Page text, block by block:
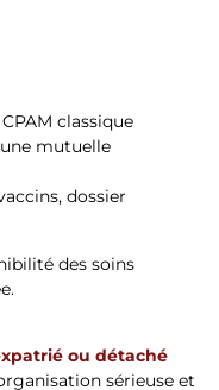
CPAM classique
mutuelle
dossier
des soins
ou détaché
sérieuse et